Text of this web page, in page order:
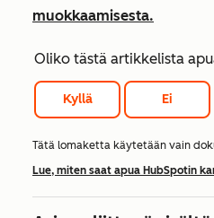
muokkaamisesta.
Oliko tästä artikkelista
Kyllä Ei
Tätä lomaketta käytetään vain
Lue, miten saat apua HubSpotin